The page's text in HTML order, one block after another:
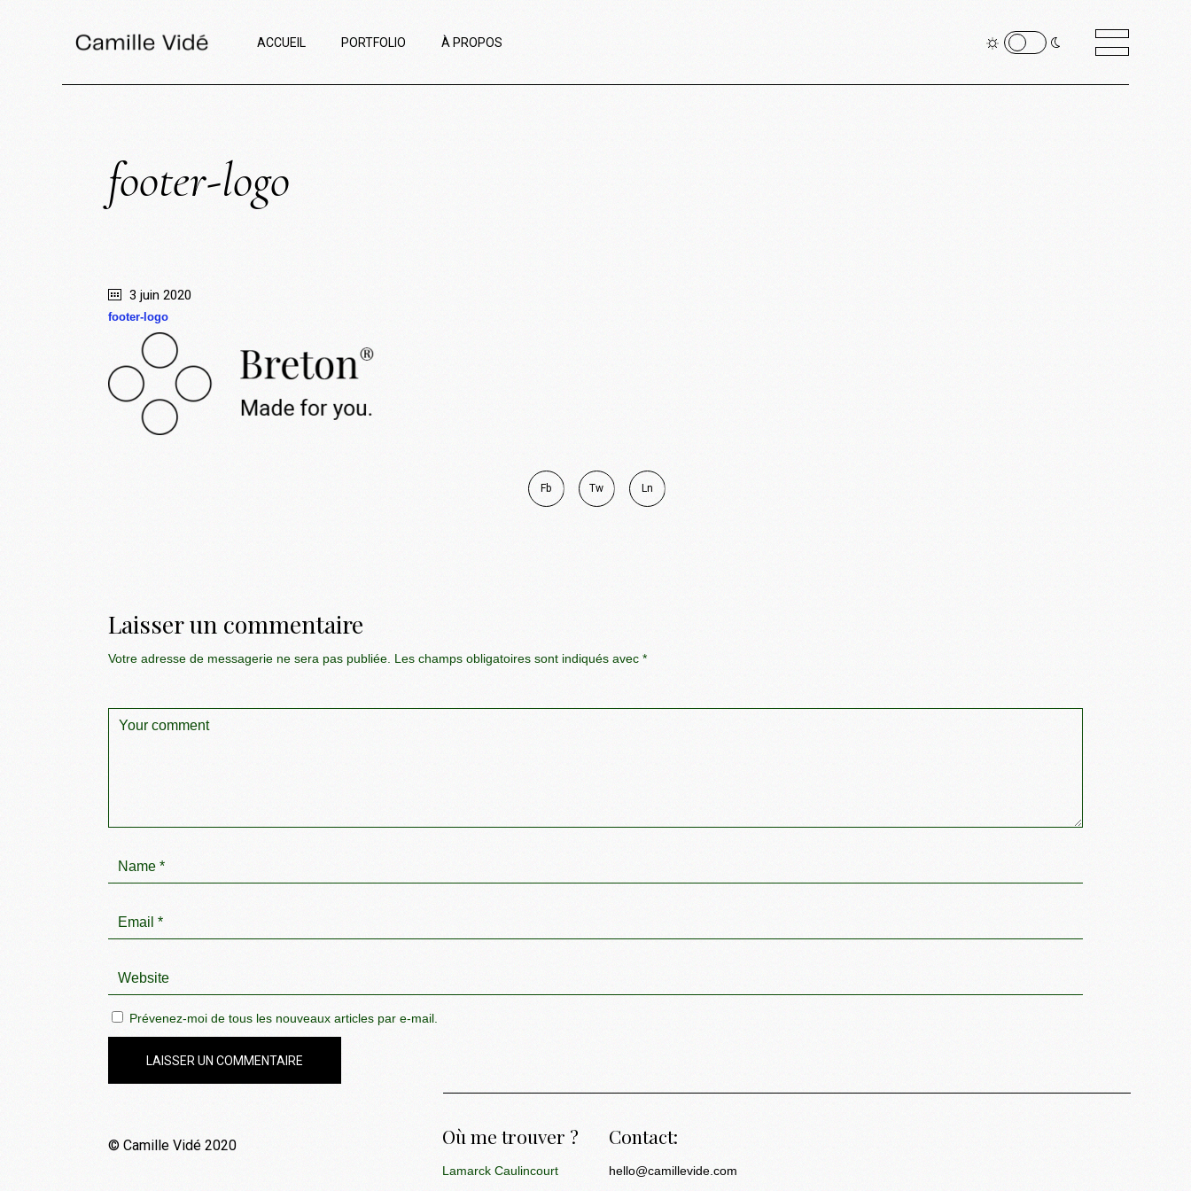
ACCUEIL PORTFOLIO À PROPOS
footer-logo
3 juin 2020
footer-logo
Fb Tw Ln
Laisser un commentaire
Votre adresse de messagerie ne sera pas publiée. Les champs obligatoires sont indiqués avec *
Prévenez-moi de tous les nouveaux articles par e-mail.
LAISSER UN COMMENTAIRE
© Camille Vidé 2020 Où me trouver ?
Lamarck Caulincourt
Contact:
hello@camillevide.com